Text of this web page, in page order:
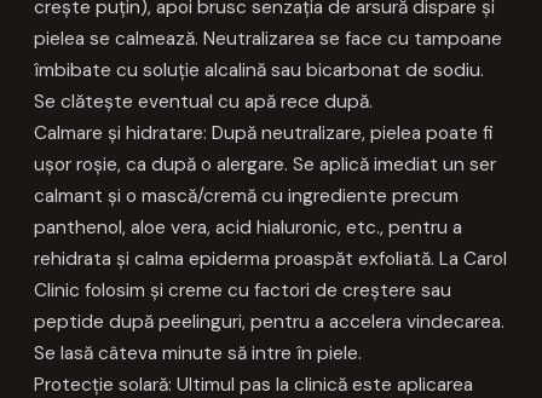
crește puțin), apoi brusc senzația de arsură dispare și
pielea se calmează. Neutralizarea se face cu tampoane
îmbibate cu soluție alcalină sau bicarbonat de sodiu.
Se clătește eventual cu apă rece după.
Calmare și hidratare: După neutralizare, pielea poate fi
ușor roșie, ca după o alergare. Se aplică imediat un ser
calmant și o mască/cremă cu ingrediente precum
panthenol, aloe vera, acid hialuronic, etc., pentru a
rehidrata și calma epiderma proaspăt exfoliată. La Carol
Clinic folosim și creme cu factori de creștere sau
peptide după peelinguri, pentru a accelera vindecarea.
Se lasă câteva minute să intre în piele.
Protecție solară: Ultimul pas la clinică este aplicarea